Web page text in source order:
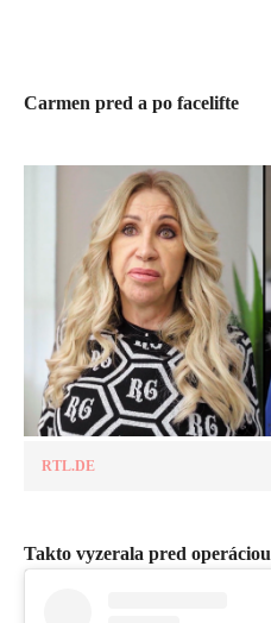
Carmen pred a po facelifte
RTL.DE
Takto vyzerala pred operáciou